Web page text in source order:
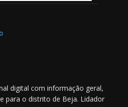
digital com informação geral,
para o distrito de Beja. Lidador